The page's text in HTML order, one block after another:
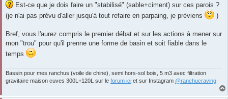
Est-ce que je dois faire un "stabilisé" (sable+ciment) sur ces parois ?
(je n'ai pas prévu d'aller jusqu'à tout refaire en parpaing, je préviens
)
Bref, vous l'aurez compris le premier débat et sur les actions à mener sur
mon "trou" pour qu'il prenne une forme de basin et soit fiable dans le
temps
Bassin pour mes ranchus (voile de chine), semi hors-sol bois, 5 m3 avec filtration
gravitaire maison cuves 300L+120L sur le forum ici et sur Instagram @ranchucraving